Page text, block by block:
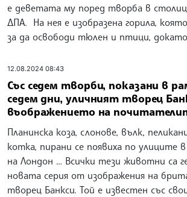
е деветата му поред творба в
ДПА. На нея е изобразена горила, която
за да освободи тюлен и птици,
12.08.2024 08:43
Със седем творби, показани в
седем дни, уличният творец
въображението на
Планинска коза, слонове, вълк,
котка, пирани се появиха по улиците
на Лондон … Всички тези животни са
новата серия от изображения на
творец Банкси. Той е известен със